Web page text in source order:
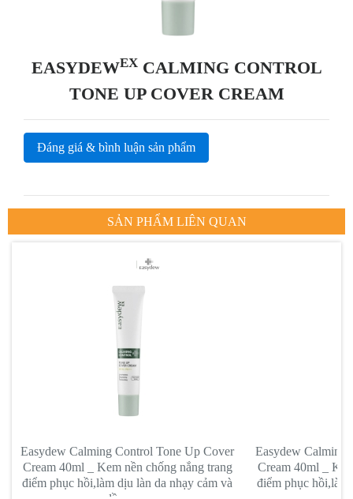
EASYDEWEXCALMING CONTROL
TONE UP COVER CREAM
Đáng giá & bình luận sản phẩm
SẢN PHẨM LIÊN QUAN
Easydew Calming Control Tone Up Cover
Cream 40ml _ Kem nền chống nắng trang
điểm phục hồi,làm dịu làn da nhạy cảm và
Easydew Calming
Cream 40ml _
điểm phục hồi,làm